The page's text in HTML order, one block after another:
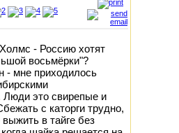
- Россию хотят
восьмёрки"?
- мне приходилось
Люди это свирепые и
с каторги трудно,
в тайге без